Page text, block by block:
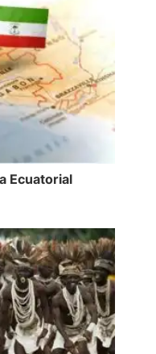
Ecuatorial